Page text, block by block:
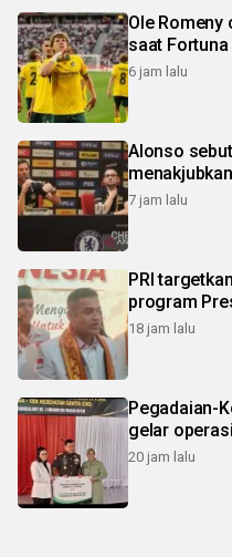
Ole
saat
6 jam lalu
Alonso
7 jam lalu
PRI
program
18 jam lalu
Pegadaian-
gelar
20 jam lalu